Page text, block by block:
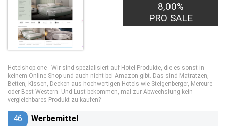
8,00%
PRO SALE
Hotelshop.one - Wir sind spezialisiert auf Hotel-Produkte, die es sonst in
keinem Online-Shop und auch nicht bei Amazon gibt. Das sind Matratzen,
Betten, Kissen, Decken aus hochwertigen Hotels wie Steigenberger, Mercure
oder Best Western. Und Lust bekommen, mal zur Abwechslung kein
vergleichbares Produkt zu kaufen?
46 Werbemittel